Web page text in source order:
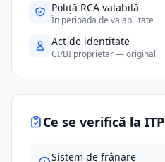
Poliță RCA valabilă
În perioada de valabilitate
Act de identitate
CI/BI proprietar — original
Ce se verifică la ITP
Sistem de frânare